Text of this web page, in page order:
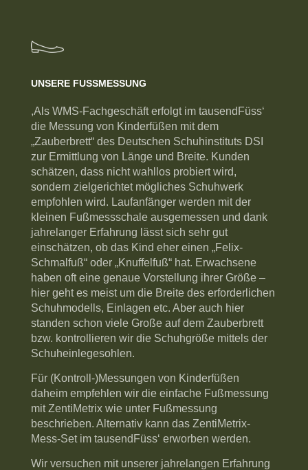
UNSERE FUSSMESSUNG
,Als WMS-Fachgeschäft erfolgt im tausendFüss‘
die Messung von Kinderfüßen mit dem
„Zauberbrett“ des Deutschen Schuhinstituts DSI
zur Ermittlung von Länge und Breite. Kunden
schätzen, dass nicht wahllos probiert wird,
sondern zielgerichtet mögliches Schuhwerk
empfohlen wird. Laufanfänger werden mit der
kleinen Fußmessschale ausgemessen und dank
jahrelanger Erfahrung lässt sich sehr gut
einschätzen, ob das Kind eher einen „Felix-
Schmalfuß“ oder „Knuffelfuß“ hat. Erwachsene
haben oft eine genaue Vorstellung ihrer Größe –
hier geht es meist um die Breite des erforderlichen
Schuhmodells, Einlagen etc. Aber auch hier
standen schon viele Große auf dem Zauberbrett
bzw. kontrollieren wir die Schuhgröße mittels der
Schuheinlegesohlen.
Für (Kontroll-)Messungen von Kinderfüßen
daheim empfehlen wir die einfache Fußmessung
mit ZentiMetrix wie unter Fußmessung
beschrieben. Alternativ kann das ZentiMetrix-
Mess-Set im tausendFüss‘ erworben werden.
Wir versuchen mit unserer jahrelangen Erfahrung